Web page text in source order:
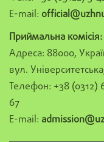
E-mail:
Приймальна комісія:
Адреса: 88000,
вул.
Телефон: +38 (0312)
67
E-mail: